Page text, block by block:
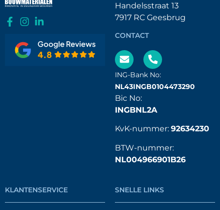
Handelsstraat 13
7917 RC Geesbrug
CONTACT
ING-Bank No:
NL43INGB0104473290
Bic No:
INGBNL2A
KvK-nummer: 92634230
BTW-nummer:
NL004966901B26
KLANTENSERVICE SNELLE LINKS